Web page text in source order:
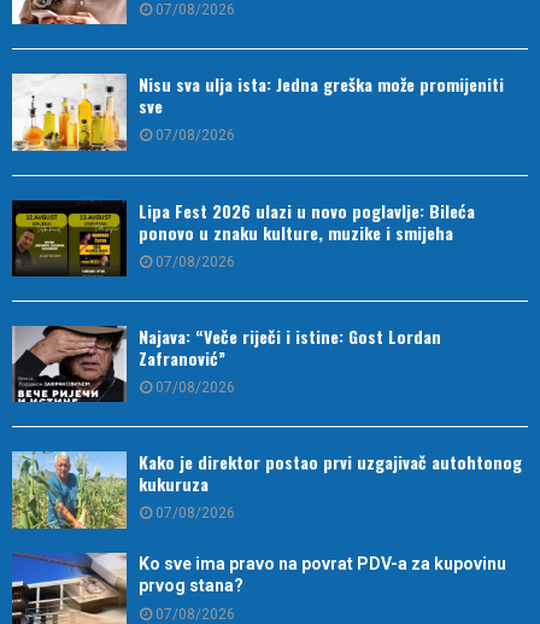
07/08/2026
Nisu sva ulja ista: Jedna greška može promijeniti
sve
07/08/2026
Lipa Fest 2026 ulazi u novo poglavlje: Bileća
ponovo u znaku kulture, muzike i smijeha
07/08/2026
Najava: “Veče riječi i istine: Gost Lordan
Zafranović”
07/08/2026
Kako je direktor postao prvi uzgajivač autohtonog
kukuruza
07/08/2026
Ko sve ima pravo na povrat PDV-a za kupovinu
prvog stana?
07/08/2026